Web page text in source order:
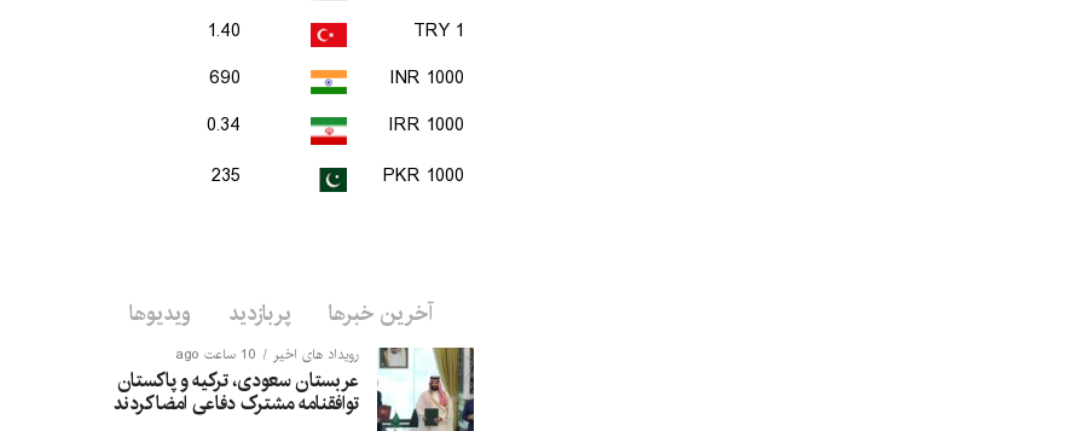
1 TRY
1.40
1000 INR
690
1000 IRR
0.34
1000 PKR
235
آخرین خبرها پربازدید ویدیوها
رویداد های اخیر 10 ساعت ago
عربستان سعودی، ترکیه و پاکستان
توافقنامه مشترک دفاعی امضا کردند